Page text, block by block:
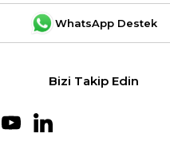
WhatsApp Destek
Bizi Takip Edin